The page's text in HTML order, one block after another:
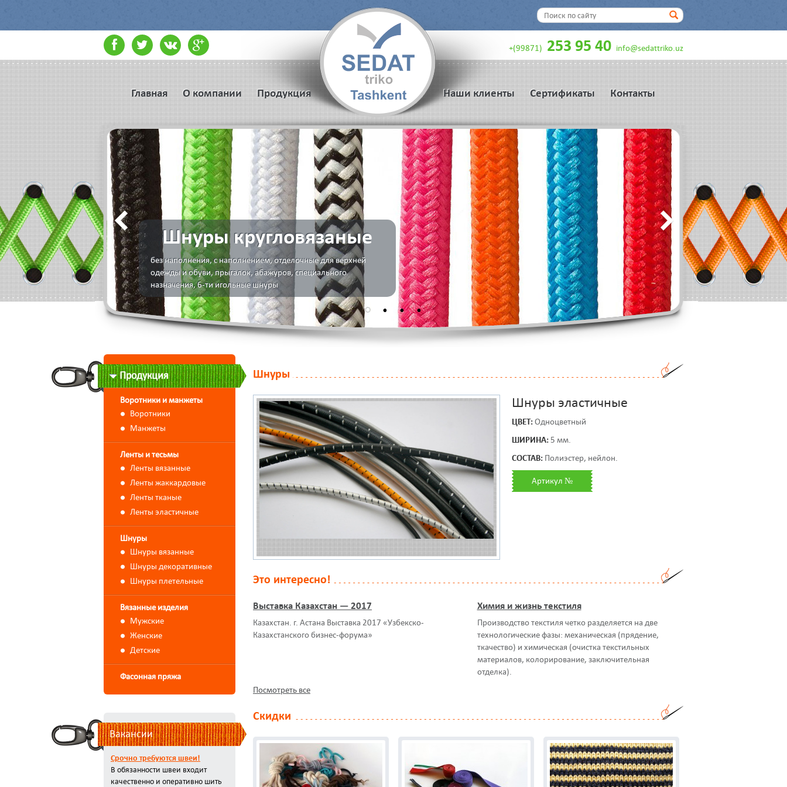
+(99871) 253 95 40 info@sedattriko.uz
Главная О компании Продукция Наши клиенты Сертификаты Контакты
Шнуры кругловязаные
без наполнения, с наполнением, отделочные для верхней
одежды и обуви, прыгалок, абажуров, специального
назначения, 6-ти игольные шнуры
Продукция
Воротники и манжеты
Воротники
Манжеты
Ленты и тесьмы
Ленты вязанные
Ленты жаккардовые
Ленты тканые
Ленты эластичные
Шнуры
Шнуры вязанные
Шнуры декоративные
Шнуры плетельные
Вязанные изделия
Мужские
Женские
Детские
Фасонная пряжа
Вакансии
Срочно требуются швеи!
В обязанности швеи входит
качественно и оперативно шить
Шнуры
Шнуры эластичные
ЦВЕТ:Одноцветный
ШИРИНА: 5 мм.
СОСТАВ: Полиэстер, нейлон.
Артикул №
Это интересно!
Выставка Казахстан — 2017
Казахстан. г. Астана Выставка 2017 «Узбекско-
Казахстанского бизнес-форума»
Химия и жизнь текстиля
Производство текстиля четко разделяется на две
технологические фазы: механическая (прядение,
ткачество) и химическая (очистка текстильных
материалов, колорирование, заключительная
отделка).
Посмотреть все
Скидки